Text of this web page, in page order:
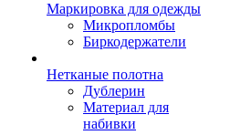
Маркировка для одежды
Микропломбы
Биркодержатели
Нетканые полотна
Дублерин
Материал для
набивки